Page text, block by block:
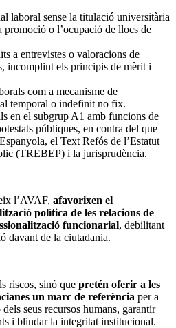
laboral sense la titulació universitària
promoció o l’ocupació de llocs de
a entrevistes o valoracions de
incomplint els principis de mèrit i
com a mecanisme de
temporal o indefinit no fix.
en el subgrup A1 amb funcions de
públiques, en contra del que
el Text Refós de l’Estatut
(TREBEP) i la jurisprudència.
l’AVAF, afavorixen el
política de les relacions de
funcionarial, debilitant
davant de la ciutadania.
riscos, sinó que pretén oferir a les
un marc de referència per a
seus recursos humans, garantir
i blindar la integritat institucional.